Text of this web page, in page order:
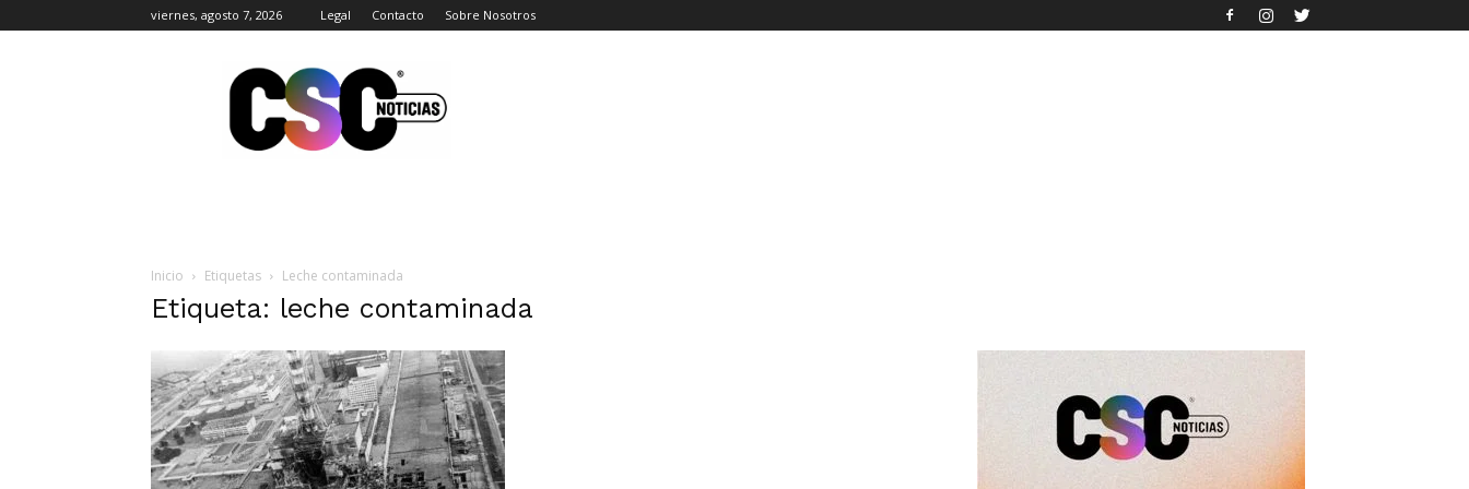
viernes, agosto 7, 2026 Legal Contacto Sobre Nosotros
Noticias
Inicio Etiquetas Leche contaminada
Etiqueta: leche contaminada